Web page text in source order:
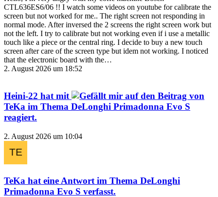
CTL636ES6/06 !! I watch some videos on youtube for calibrate the
screen but not worked for me.. The right screen not responding in
normal mode. After inversed the 2 screens the right screen work but
not the left. I try to calibrate but not working even if i use a metallic
touch like a piece or the central ring. I decide to buy a new touch
screen after care of the screen type but idem not working. I noticed
that the electronic board with the…
2. August 2026 um 18:52
Heini-22 hat mit
auf den Beitrag von
TeKa im Thema DeLonghi Primadonna Evo S
reagiert.
2. August 2026 um 10:04
TeKa hat eine Antwort im Thema DeLonghi
Primadonna Evo S verfasst.